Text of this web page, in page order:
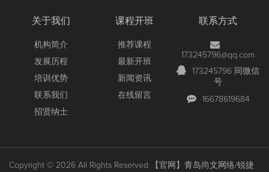
关于我们
机构简介
发展历程
培训优势
联系我们
招贤纳士
课程开班
推荐课程
最新开班
新闻资讯
在线留言
联系方式
173245796@qq.com
173245796 同微信
号
16678619684
Copyright © 2026 All Rights Reserved
【官网】青岛尚文网络/锐捷